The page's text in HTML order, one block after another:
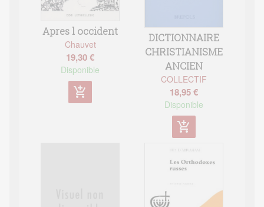
Apres l occident
Chauvet
19,30 €
Disponible
add_shopping_cart
DICTIONNAIRE
CHRISTIANISME
ANCIEN
COLLECTIF
18,95 €
Disponible
add_shopping_cart